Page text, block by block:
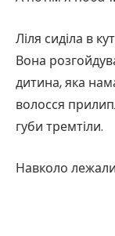
Ліля сиділа в
Вона
дитина, яка
волосся
губи тремтіли.
Навколо